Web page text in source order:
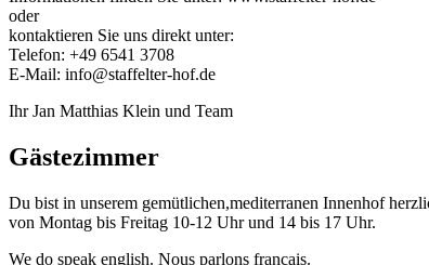
oder
kontaktieren Sie uns direkt unter:
Telefon: +49 6541 3708
E-Mail: info@staffelter-hof.de
Ihr Jan Matthias Klein und Team
Gästezimmer
Du bist in unserem gemütlichen,mediterranen Innenhof
von Montag bis Freitag 10-12 Uhr und 14 bis 17 Uhr.
We do speak english. Nous parlons francais.